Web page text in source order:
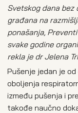
Svetskog dana bez
građana na
ponašanja,
svake godine
rekla je dr Jelena
Pušenje jedan je
oboljenja
između pušenja i
takođe naučno